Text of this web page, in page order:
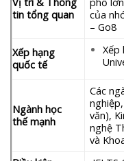
tin tổng quan
của
– Go8
Xếp hạng
quốc tế
Xếp
Ngành học
thế mạnh
Các
văn),
nghệ
và